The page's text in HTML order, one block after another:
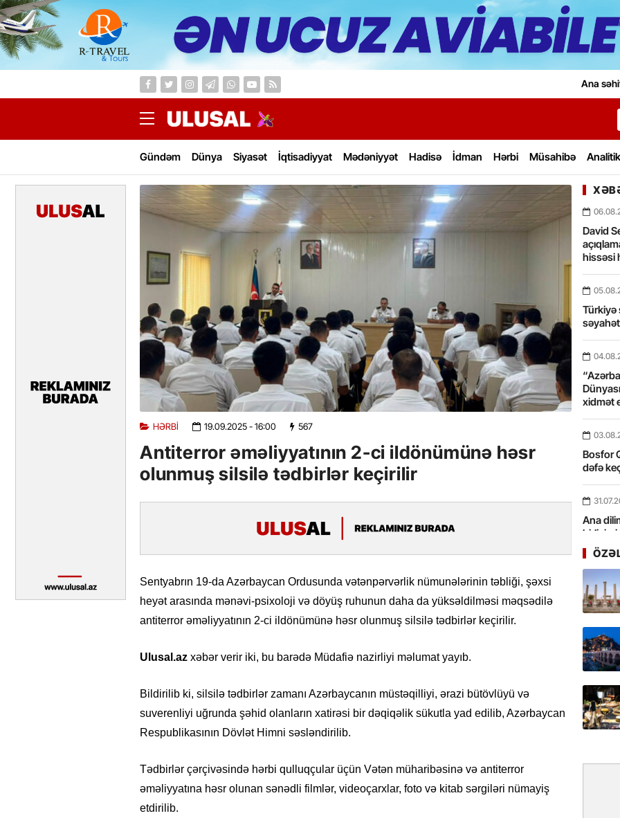
Ana
Gündəm Dünya Siyasət İqtisadiyyat Mədəniyyət Hadisə İdman Hərbi Müsahibə
HƏRBI 19.09.2025- 16:00 567
Antiterror əməliyyatının 2-ci ildönümünə həsr
olunmuş silsilə tədbirlər keçirilir
Sentyabrın 19-da Azərbaycan Ordusunda vətənpərvərlik nümunələrinin təbliği, şəxsi
heyət arasında mənəvi-psixoloji və döyüş ruhunun daha da yüksəldilməsi məqsədilə
antiterror əməliyyatının 2-ci ildönümünə həsr olunmuş silsilə tədbirlər keçirilir.
Ulusal.az xəbər verir iki, bu barədə Müdafiə nazirliyi məlumat yayıb.
Bildirilib ki, silsilə tədbirlər zamanı Azərbaycanın müstəqilliyi, ərazi bütövlüyü və
suverenliyi uğrunda şəhid olanların xatirəsi bir dəqiqəlik sükutla yad edilib, Azərbaycan
Respublikasının Dövlət Himni səsləndirilib.
Tədbirlər çərçivəsində hərbi qulluqçular üçün Vətən müharibəsinə və antiterror
əməliyyatına həsr olunan sənədli filmlər, videoçarxlar, foto və kitab sərgiləri nümayiş
etdirilib.
David
hissəsi
Türkiyə
xidmət
Bosfor
dəfə
Ana
Tarixin
İlin ilk
çox
Yeni